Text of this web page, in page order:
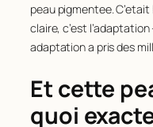
peau pigmentee.
claire, c’est
adaptation a pris des
Et cette
quoi